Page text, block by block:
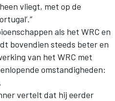
vliegt, met op de
als het WRC en
bovendien steeds beter en
van het WRC met
omstandigheden:
vertelt dat hij eerder